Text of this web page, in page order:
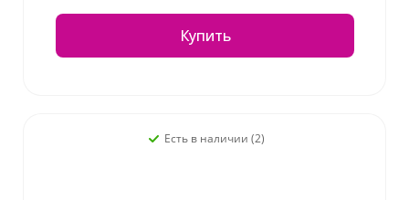
Купить
Есть в наличии (2)